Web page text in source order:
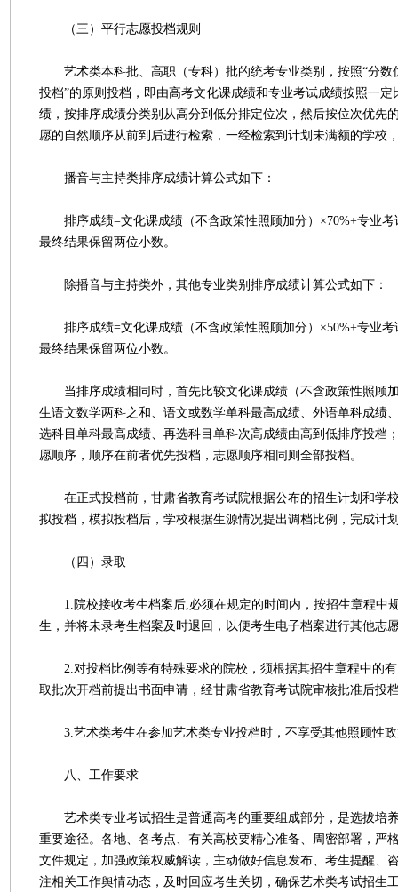
（三）平行志愿投档规则
艺术类本科批、高职（专科）批的统考专业类别，按照“分数
投档”的原则投档，即由高考文化课成绩和专业考试成绩按照一定
绩，按排序成绩分类别从高分到低分排定位次，然后按位次优先
愿的自然顺序从前到后进行检索，一经检索到计划未满额的学校
播音与主持类排序成绩计算公式如下：
排序成绩=文化课成绩（不含政策性照顾加分）×70%+专业考
最终结果保留两位小数。
除播音与主持类外，其他专业类别排序成绩计算公式如下：
排序成绩=文化课成绩（不含政策性照顾加分）×50%+专业考
最终结果保留两位小数。
当排序成绩相同时，首先比较文化课成绩（不含政策性照顾
生语文数学两科之和、语文或数学单科最高成绩、外语单科成绩
选科目单科最高成绩、再选科目单科次高成绩由高到低排序投档
愿顺序，顺序在前者优先投档，志愿顺序相同则全部投档。
在正式投档前，甘肃省教育考试院根据公布的招生计划和学
拟投档，模拟投档后，学校根据生源情况提出调档比例，完成计
（四）录取
1.院校接收考生档案后,必须在规定的时间内，按招生章程中
生，并将未录考生档案及时退回，以便考生电子档案进行其他志
2.对投档比例等有特殊要求的院校，须根据其招生章程中的有
取批次开档前提出书面申请，经甘肃省教育考试院审核批准后投
3.艺术类考生在参加艺术类专业投档时，不享受其他照顾性
八、工作要求
艺术类专业考试招生是普通高考的重要组成部分，是选拔培
重要途径。各地、各考点、有关高校要精心准备、周密部署，严
文件规定，加强政策权威解读，主动做好信息发布、考生提醒、
注相关工作舆情动态，及时回应考生关切，确保艺术类考试招生